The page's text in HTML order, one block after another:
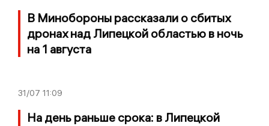
В Минобороны рассказали о сбитых
дронах над Липецкой областью в ночь
на 1 августа
31/07 11:09
На день раньше срока: в Липецкой